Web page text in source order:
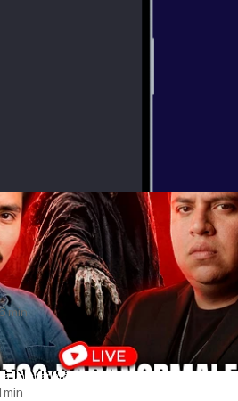
un charlatán? Tarot y verdades incómodas |
durante kilómetros |
min
una INVASIÓN
VIVO
min